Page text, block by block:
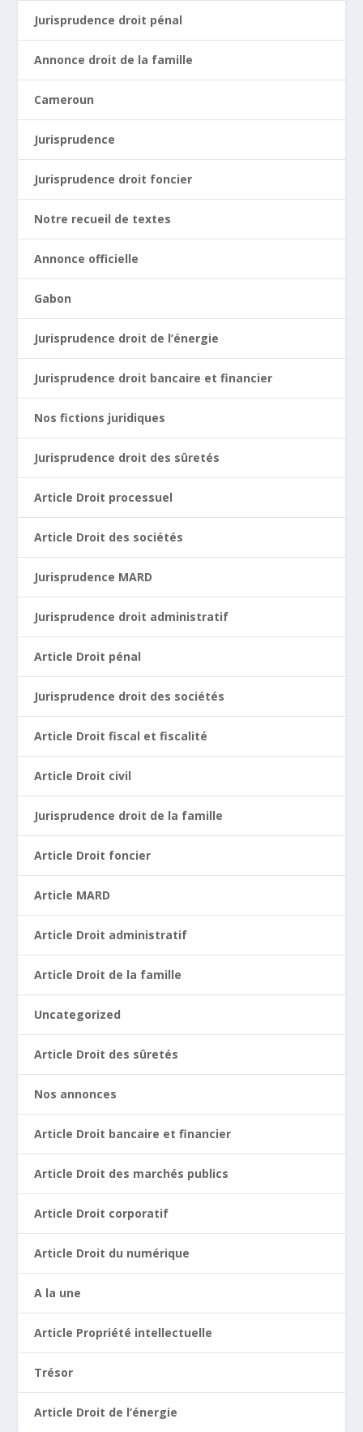
Jurisprudence droit pénal
Annonce droit de la famille
Cameroun
Jurisprudence
Jurisprudence droit foncier
Notre recueil de textes
Annonce officielle
Gabon
Jurisprudence droit de l’énergie
Jurisprudence droit bancaire et financier
Nos fictions juridiques
Jurisprudence droit des sûretés
Article Droit processuel
Article Droit des sociétés
Jurisprudence MARD
Jurisprudence droit administratif
Article Droit pénal
Jurisprudence droit des sociétés
Article Droit fiscal et fiscalité
Article Droit civil
Jurisprudence droit de la famille
Article Droit foncier
Article MARD
Article Droit administratif
Article Droit de la famille
Uncategorized
Article Droit des sûretés
Nos annonces
Article Droit bancaire et financier
Article Droit des marchés publics
Article Droit corporatif
Article Droit du numérique
A la une
Article Propriété intellectuelle
Trésor
Article Droit de l’énergie